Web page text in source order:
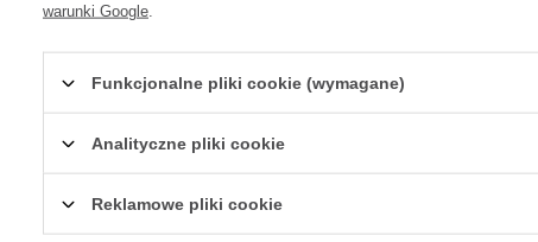
warunki Google
Funkcjonalne pliki cookie (wymagane)
Analityczne pliki cookie
Reklamowe pliki cookie